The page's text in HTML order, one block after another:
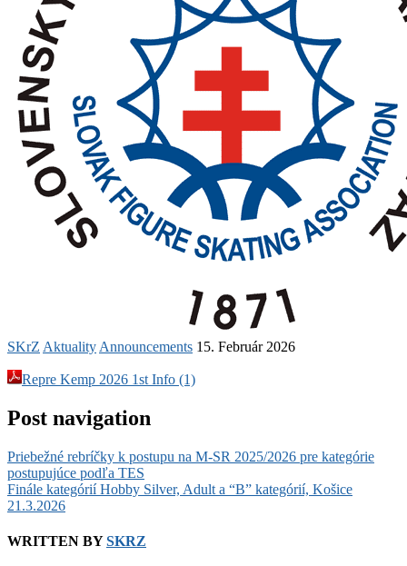
SKrZ Aktuality Announcements 15. Február 2026
Repre Kemp 2026 1st Info (1)
Post navigation
Priebežné rebríčky k postupu na M-SR 2025/2026 pre kategórie
postupujúce podľa TES
Finále kategórií Hobby Silver, Adult a “B” kategórií, Košice
21.3.2026
WRITTEN BYSKRZ